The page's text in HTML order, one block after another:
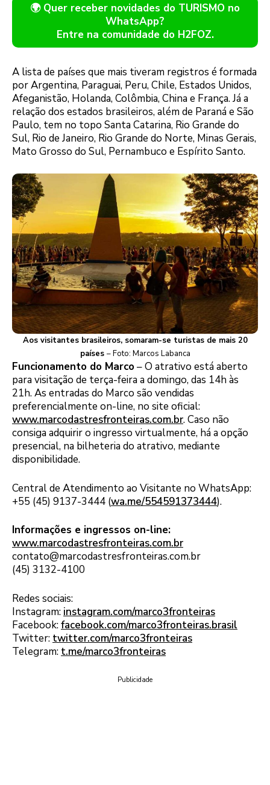
🌍 Quer receber novidades do TURISMO no
WhatsApp?
Entre na comunidade do H2FOZ.
A lista de países que mais tiveram registros é formada
por Argentina, Paraguai, Peru, Chile, Estados Unidos,
Afeganistão, Holanda, Colômbia, China e França. Já a
relação dos estados brasileiros, além de Paraná e São
Paulo, tem no topo Santa Catarina, Rio Grande do
Sul, Rio de Janeiro, Rio Grande do Norte, Minas Gerais,
Mato Grosso do Sul, Pernambuco e Espírito Santo.
Aos visitantes brasileiros, somaram-se turistas de mais 20
países – Foto: Marcos Labanca
Funcionamento do Marco– O atrativo está aberto
para visitação de terça-feira a domingo, das 14h às
21h. As entradas do Marco são vendidas
preferencialmente on-line, no site oficial:
www.marcodastresfronteiras.com.br. Caso não
consiga adquirir o ingresso virtualmente, há a opção
presencial, na bilheteria do atrativo, mediante
disponibilidade.
Central de Atendimento ao Visitante no WhatsApp:
+55 (45) 9137-3444 (wa.me/554591373444).
Informações e ingressos on-line:
www.marcodastresfronteiras.com.br
contato@marcodastresfronteiras.com.br
(45) 3132-4100
Redes sociais:
Instagram: instagram.com/marco3fronteiras
Facebook:facebook.com/marco3fronteiras.brasil
Twitter: twitter.com/marco3fronteiras
Telegram: t.me/marco3fronteiras
Publicidade